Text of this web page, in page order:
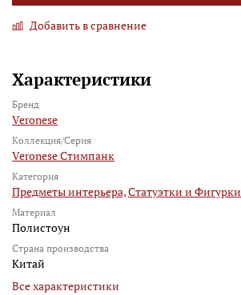
Добавить в сравнение
Характеристики
Бренд
Veronese
Коллекция/Серия
Veronese Стимпанк
Категория
Предметы интерьера,Статуэтки и Фигурки
Материал
Полистоун
Страна производства
Китай
Все характеристики